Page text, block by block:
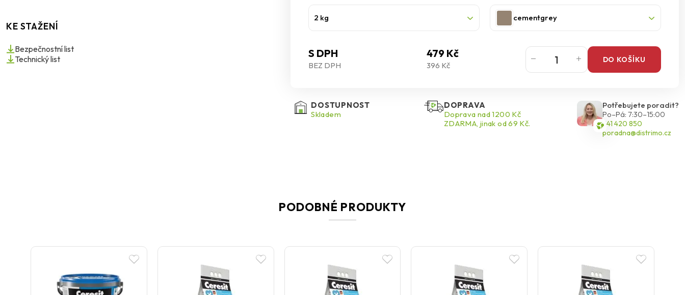
KE STAŽENÍ
Bezpečnostní list
Technický list
izolaci a spojování. Navíc je vhodný pro povrchy, které vyžadují pružnost, například dřevotřískové desky nebo
snadno použitelné řešení pro své projekty.
2 kg cementgrey
S DPH 479 Kč
BEZ DPH 396 Kč
DO KOŠÍKU
DOSTUPNOST
Skladem
DOPRAVA
Doprava nad 1200 Kč
ZDARMA, jinak od 69 Kč.
Potřebujete poradit?
Po–Pá: 7:30–15:00
541 420 850
poradna@distrimo.cz
PODOBNÉ PRODUKTY